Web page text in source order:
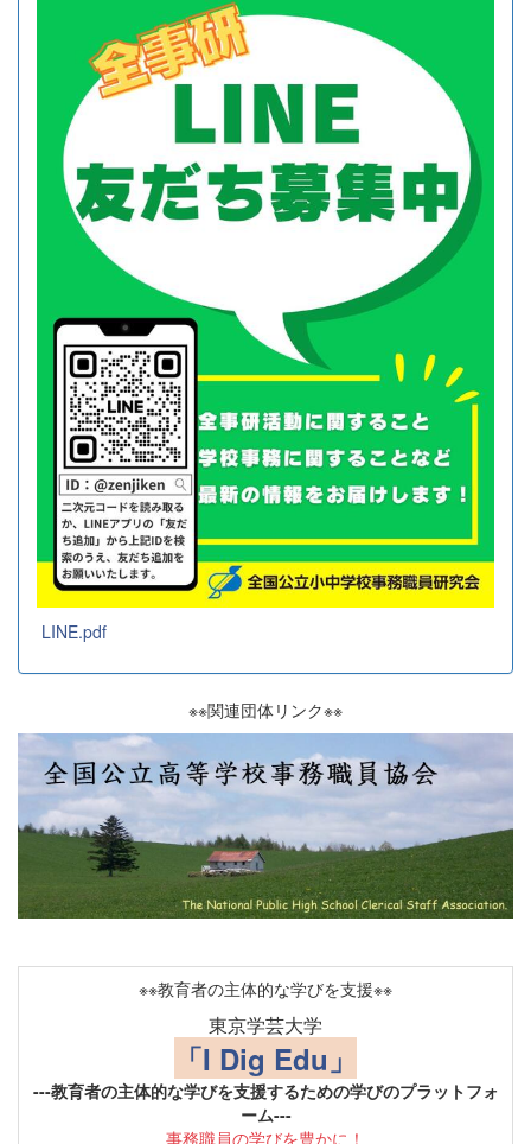
LINE.pdf
※※関連団体リンク※※
※※教育者の主体的な学びを支援※※
東京学芸大学
「I Dig Edu」
---教育者の主体的な学びを支援するための学びのプラットフォ
ーム---
事務職員の学びを豊かに！